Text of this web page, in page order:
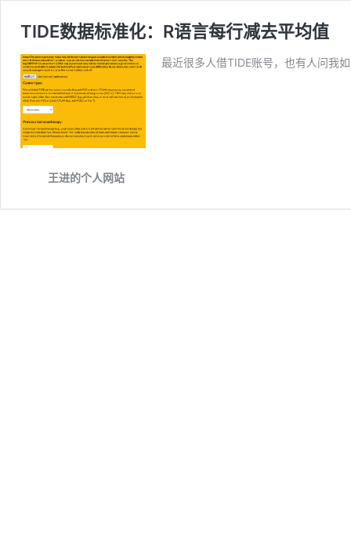
TIDE数据标准化：R语言每行减去平均值
最近很多人借TIDE账号，也有人问我
王进的个人网站